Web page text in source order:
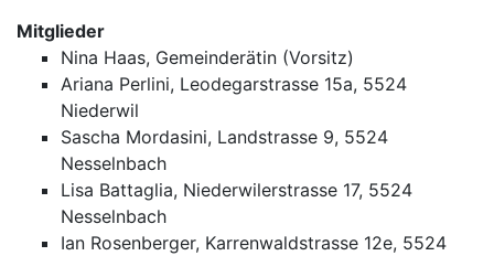
Mitglieder
Nina Haas, Gemeinderätin (Vorsitz)
Ariana Perlini, Leodegarstrasse 15a, 5524
Niederwil
Sascha Mordasini, Landstrasse 9, 5524
Nesselnbach
Lisa Battaglia, Niederwilerstrasse 17, 5524
Nesselnbach
Ian Rosenberger, Karrenwaldstrasse 12e, 5524